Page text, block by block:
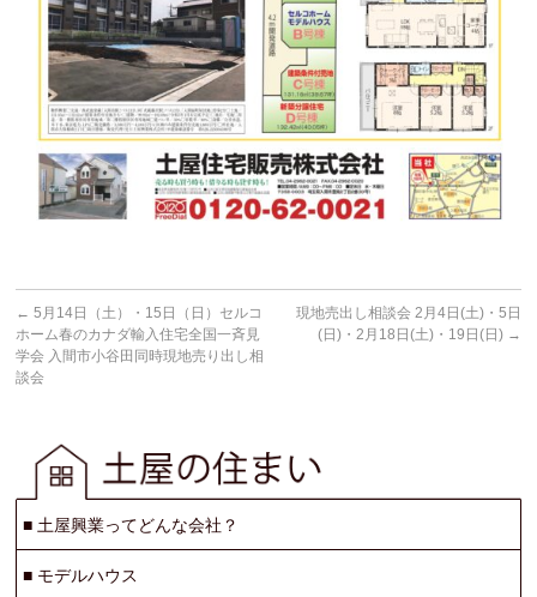
← 5月14日（土）・15日（日）セルコ
ホーム春のカナダ輸入住宅全国一斉見
学会 入間市小谷田同時現地売り出し相
談会
現地売出し相談会 2月4日(土)・5日
(日)・2月18日(土)・19日(日) →
■ 土屋興業ってどんな会社？
■ モデルハウス